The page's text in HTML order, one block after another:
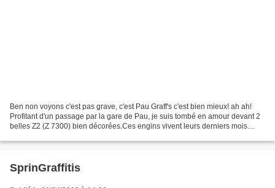
Ben non voyons c'est pas grave, c'est Pau Graff's c'est bien mieux! ah ah!
Profitant d'un passage par la gare de Pau, je suis tombé en amour devant 2
belles Z2 (Z 7300) bien décorées.Ces engins vivent leurs derniers mois
SprinGraffitis